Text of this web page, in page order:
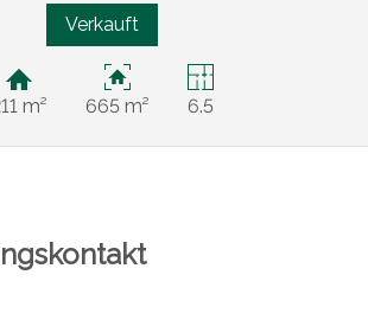
Verkauft
m² 665 m² 6.5